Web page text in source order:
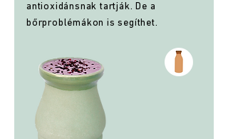
antioxidánsnak tartják. De a
bőrproblémákon is segíthet.